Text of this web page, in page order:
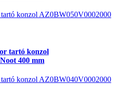
konzol AZ0BW050V0002000
tartó konzol
400 mm
konzol AZ0BW040V0002000